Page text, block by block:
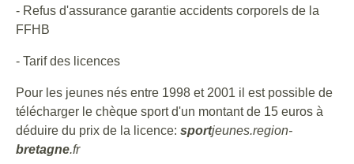
- Refus d'assurance garantie accidents corporels de la
FFHB
- Tarif des licences
Pour les jeunes nés entre 1998 et 2001 il est possible de
télécharger le chèque sport d'un montant de 15 euros à
déduire du prix de la licence: sportjeunes.region-
bretagne.fr